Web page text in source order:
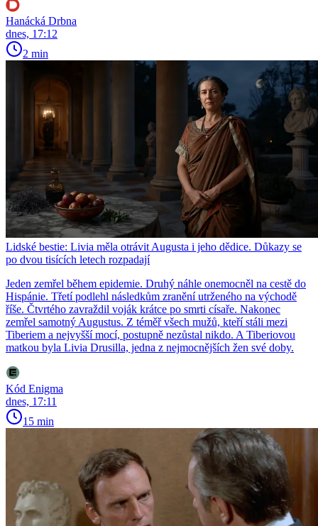
Hanácká Drbna
dnes, 17:12
2 min
Lidské bestie: Livia měla otrávit Augusta i jeho dědice. Důkazy se
po dvou tisících letech rozpadají
Jeden zemřel během epidemie. Druhý náhle onemocněl na cestě do
Hispánie. Třetí podlehl následkům zranění utrženého na východě
říše. Čtvrtého zavraždil voják krátce po smrti císaře. Nakonec
zemřel samotný Augustus. Z téměř všech mužů, kteří stáli mezi
Tiberiem a nejvyšší mocí, postupně nezůstal nikdo. A Tiberiovou
matkou byla Livia Drusilla, jedna z nejmocnějších žen své doby.
Kód Enigma
dnes, 17:11
15 min